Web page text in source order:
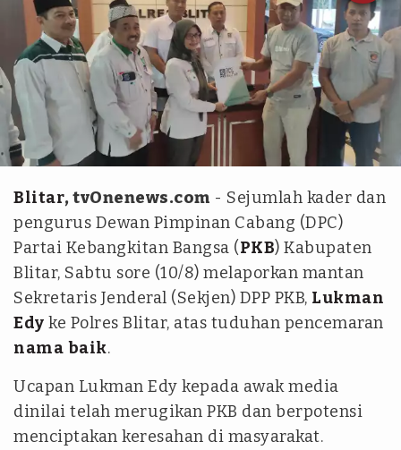
tvOne - imron
Blitar, tvOnenews.com - Sejumlah kader dan
pengurus Dewan Pimpinan Cabang (DPC)
Partai Kebangkitan Bangsa (PKB) Kabupaten
Blitar, Sabtu sore (10/8) melaporkan mantan
Sekretaris Jenderal (Sekjen) DPP PKB, Lukman
Edy ke Polres Blitar, atas tuduhan pencemaran
nama baik.
Ucapan Lukman Edy kepada awak media
dinilai telah merugikan PKB dan berpotensi
menciptakan keresahan di masyarakat.